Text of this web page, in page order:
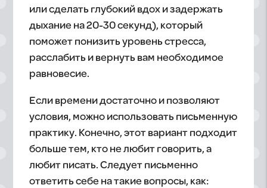
или сделать глубокий вдох и задержать
дыхание на 20-30 секунд), который
поможет понизить уровень стресса,
расслабить и вернуть вам необходимое
равновесие.
Если времени достаточно и позволяют
условия, можно использовать письменную
практику. Конечно, этот вариант подходит
больше тем, кто не любит говорить, а
любит писать. Следует письменно
ответить себе на такие вопросы, как: